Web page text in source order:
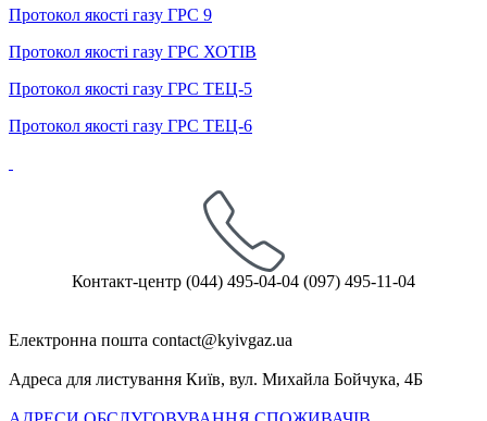
Протокол якості газу ГРС 9
Протокол якості газу ГРС ХОТІВ
Протокол якості газу ГРС ТЕЦ-5
Протокол якості газу ГРС ТЕЦ-6
Контакт-центр (044) 495-04-04 (097) 495-11-04
Електронна пошта
Адреса для листування Київ, вул. Михайла Бойчука, 4Б